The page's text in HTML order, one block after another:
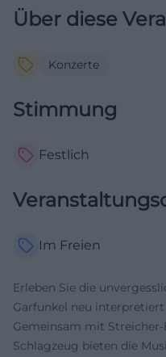
Über diese
Konzerte
Stimmung
Festlich
Im Freien
Erleben Sie die
Garfunkel neu
Gemeinsam mit Streicher-
Schlagzeug bieten die